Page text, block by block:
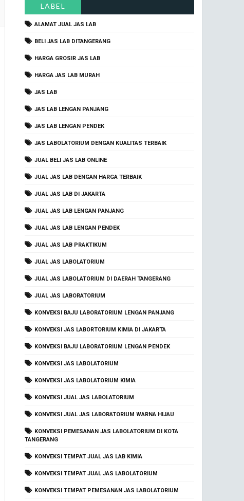
LABEL
ALAMAT JUAL JAS LAB
BELI JAS LAB DITANGERANG
HARGA GROSIR JAS LAB
HARGA JAS LAB MURAH
JAS LAB
JAS LAB LENGAN PANJANG
JAS LAB LENGAN PENDEK
JAS LABOLATORIUM DENGAN KUALITAS TERBAIK
JUAL BELI JAS LAB ONLINE
JUAL JAS LAB DENGAN HARGA TERBAIK
JUAL JAS LAB DI JAKARTA
JUAL JAS LAB LENGAN PANJANG
JUAL JAS LAB LENGAN PENDEK
JUAL JAS LAB PRAKTIKUM
JUAL JAS LABOLATORIUM
JUAL JAS LABOLATORIUM DI DAERAH TANGERANG
JUAL JAS LABORATORIUM
KONVEKSI BAJU LABORATORIUM LENGAN PANJANG
KONVEKSI JAS LABORTORIUM KIMIA DI JAKARTA
KONVEKSI BAJU LABORATORIUM LENGAN PENDEK
KONVEKSI JAS LABOLATORIUM
KONVEKSI JAS LABOLATORIUM KIMIA
KONVEKSI JUAL JAS LABOLATORIUM
KONVEKSI JUAL JAS LABORATORIUM WARNA HIJAU
KONVEKSI PEMESANAN JAS LABOLATORIUM DI KOTA
TANGERANG
KONVEKSI TEMPAT JUAL JAS LAB KIMIA
KONVEKSI TEMPAT JUAL JAS LABOLATORIUM
KONVEKSI TEMPAT PEMESANAN JAS LABOLATORIUM